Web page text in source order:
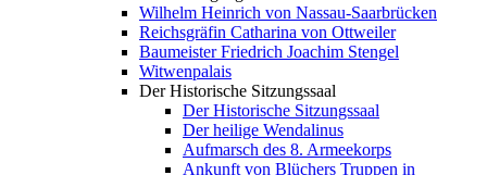
Wilhelm Heinrich von Nassau-Saarbrücken
Reichsgräfin Catharina von Ottweiler
Baumeister Friedrich Joachim Stengel
Witwenpalais
Der Historische Sitzungssaal
Der Historische Sitzungssaal
Der heilige Wendalinus
Aufmarsch des 8. Armeekorps
Ankunft von Blüchers Truppen in